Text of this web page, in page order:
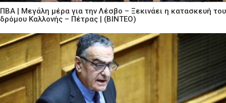
ΠΒΑ | Μεγάλη μέρα για την Λέσβο – Ξεκινάει η κατασκευή του
δρόμου Καλλονής – Πέτρας | (ΒΙΝΤΕΟ)